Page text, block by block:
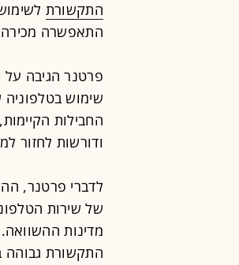
התקשורת
התאפשרה מכירה
פרטנר הגיבה
החבילות
ודורשות לחזור
של שירות